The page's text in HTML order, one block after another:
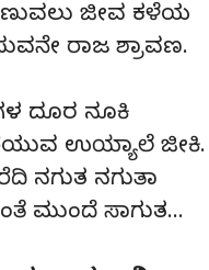
ಜೀವ ಕಳೆಯ
ರಾಜ ಶ್ರಾವಣ.
ದೂರ ನೂಕಿ
ಉಯ್ಯಾಲೆ ಜೀಕಿ.
ನಗುತ ನಗುತಾ
ಮುಂದೆ ಸಾಗುತ…